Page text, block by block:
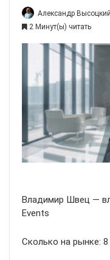
Александр Высоцкий
2 Минут(ы) читать
Владимир Швец —
Events
Сколько на рынке: 8